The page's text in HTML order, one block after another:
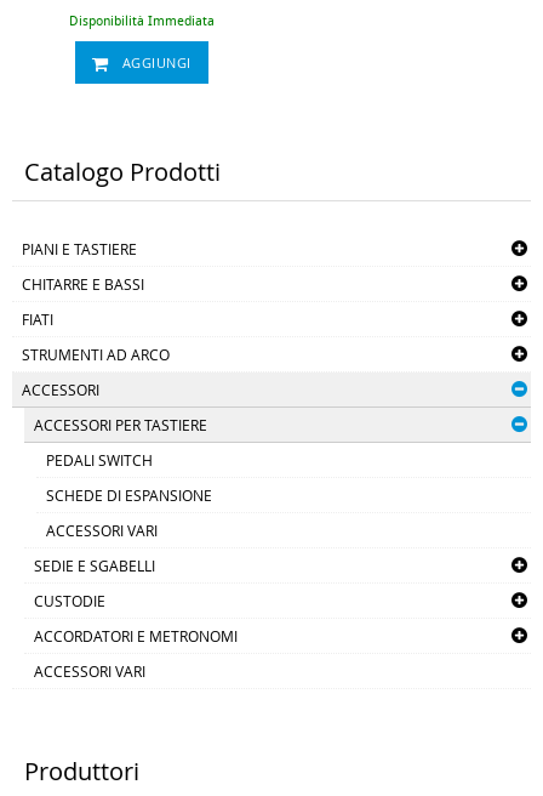
digitale, piani, digitali, portatile, piani
digitali, portatili, kas3, ka90wh, k90,
ka9, kas5
Disponibilità Immediata
AGGIUNGI
Catalogo Prodotti
PIANI E TASTIERE
CHITARRE E BASSI
FIATI
STRUMENTI AD ARCO
ACCESSORI
ACCESSORI PER TASTIERE
PEDALI SWITCH
SCHEDE DI ESPANSIONE
ACCESSORI VARI
SEDIE E SGABELLI
CUSTODIE
ACCORDATORI E METRONOMI
ACCESSORI VARI
Produttori